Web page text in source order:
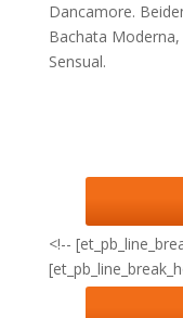
Dancamore.
Bachata
Sensual.
<!--